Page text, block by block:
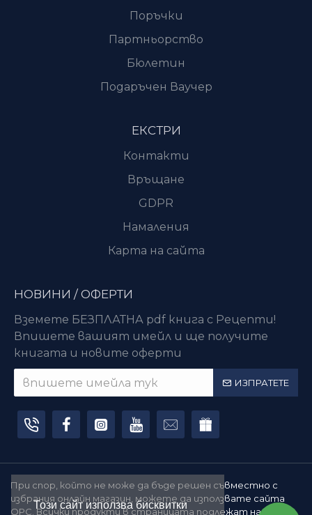
Този сайт използва бисквитки
Поръчки
Партньорство
Бюлетин
Подаръчен Ваучер
ЕКСТРИ
Контакти
Връщане
GDPR
Намаления
Карта на сайта
НОВИНИ / ОФЕРТИ
Вземете БЕЗПЛАТНА pdf книга с Рецепти!
Впишете вашият имейл и ще получите
книгата и новите оферти
ИЗПРАТЕТЕ
При спор, който не може да бъде решен съвместно с
избрания онлайн магазин, можете да използвате сайта
ОРС. Всички продукти в страницата подлежат на